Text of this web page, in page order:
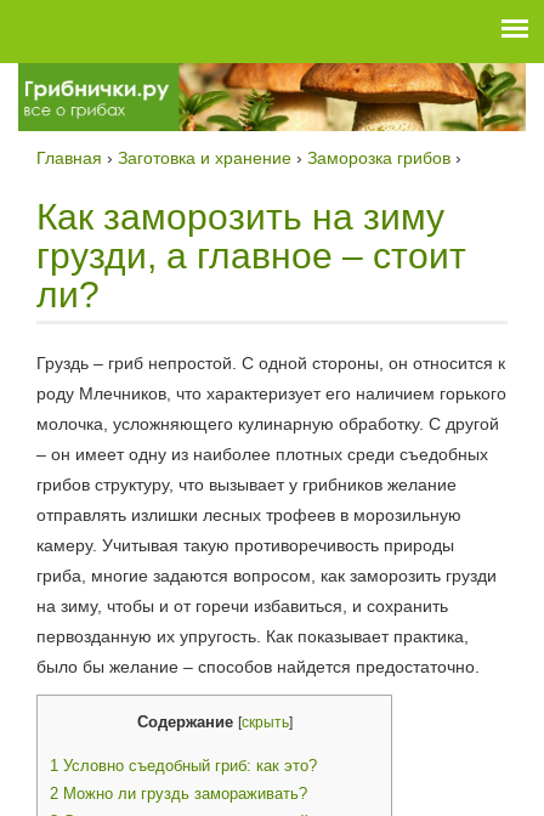
content
Главная › Заготовка и хранение › Заморозка грибов
Как заморозить на зиму
грузди, а главное – стоит
ли?
Груздь – гриб непростой. С одной стороны, он относится к
роду Млечников, что характеризует его наличием горького
молочка, усложняющего кулинарную обработку. С другой
– он имеет одну из наиболее плотных среди съедобных
грибов структуру, что вызывает у грибников желание
отправлять излишки лесных трофеев в морозильную
камеру. Учитывая такую противоречивость природы
гриба, многие задаются вопросом, как заморозить грузди
на зиму, чтобы и от горечи избавиться, и сохранить
первозданную их упругость. Как показывает практика,
было бы желание – способов найдется предостаточно.
Содержание [скрыть]
1 Условно съедобный гриб: как это?
2 Можно ли груздь замораживать?